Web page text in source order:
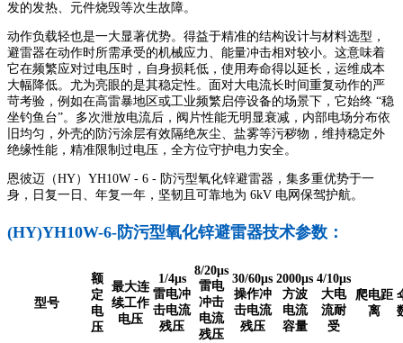
发的发热、元件烧毁等次生故障。
动作负载轻也是一大显著优势。得益于精准的结构设计与材料选型，
避雷器在动作时所需承受的机械应力、能量冲击相对较小。这意味着
它在频繁应对过电压时，自身损耗低，使用寿命得以延长，运维成本
大幅降低。尤为亮眼的是其稳定性。面对大电流长时间重复动作的严
苛考验，例如在高雷暴地区或工业频繁启停设备的场景下，它始终 “稳
坐钓鱼台”。多次泄放电流后，阀片性能无明显衰减，内部电场分布依
旧均匀，外壳的防污涂层有效隔绝灰尘、盐雾等污秽物，维持稳定外
绝缘性能，精准限制过电压，全方位守护电力安全。
恩彼迈（HY）YH10W - 6 - 防污型氧化锌避雷器，集多重优势于一
身，日复一日、年复一年，坚韧且可靠地为 6kV 电网保驾护航。
(HY)YH10W-6-防污型氧化锌避雷器技术参数：
型号
额
定
电
压
最大连
续工作
电压
1/4μs
雷电冲
击电流
残压
8/20μs
雷电
冲击
电流
残压
30/60μs
操作冲
击电流
残压
2000μs
方波
电流
容量
4/10μs
大电
流耐
受
爬电距
离